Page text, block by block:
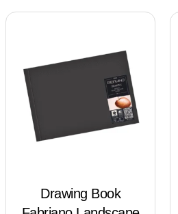
Drawing Book